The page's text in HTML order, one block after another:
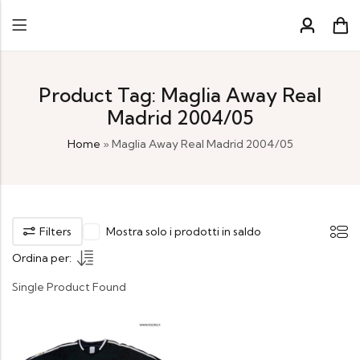
Product Tag: Maglia Away Real
Madrid 2004/05
Home » Maglia Away Real Madrid 2004/05
Filters
Mostra solo i prodotti in saldo
Ordina per:
Single Product Found